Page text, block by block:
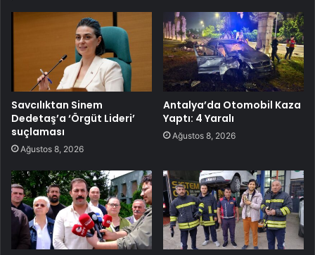
Savcılıktan Sinem
Dedetaş’a ‘Örgüt Lideri’
suçlaması
Ağustos 8, 2026
Antalya’da Otomobil Kaza
Yaptı: 4 Yaralı
Ağustos 8, 2026